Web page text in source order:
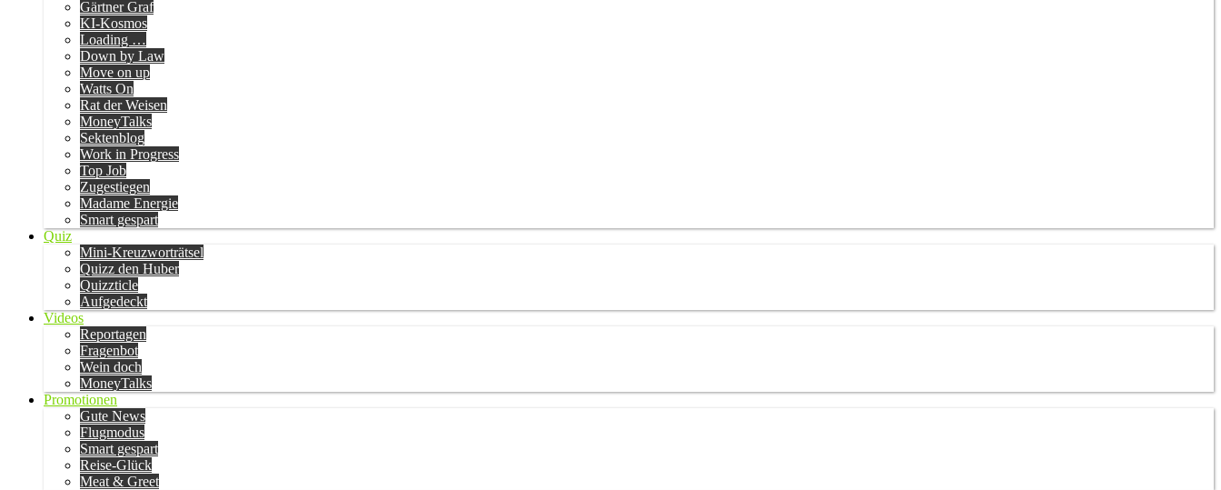
Gärtner Graf
KI-Kosmos
Loading …
Down by Law
Move on up
Watts On
Rat der Weisen
MoneyTalks
Sektenblog
Work in Progress
Top Job
Zugestiegen
Madame Energie
Smart gespart
Quiz
Mini-Kreuzworträtsel
Quizz den Huber
Quizzticle
Aufgedeckt
Videos
Reportagen
Fragenbot
Wein doch
MoneyTalks
Promotionen
Gute News
Flugmodus
Smart gespart
Reise-Glück
Meat & Greet